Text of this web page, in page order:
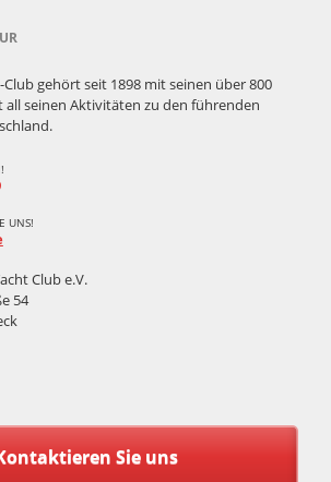
Club gehört seit 1898 mit seinen über 800
seinen Aktivitäten zu den führenden
UNS!
Club e.V.
54
Sie uns